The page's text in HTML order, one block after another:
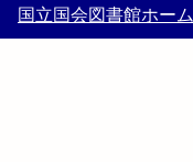
国立国会図書館ホーム